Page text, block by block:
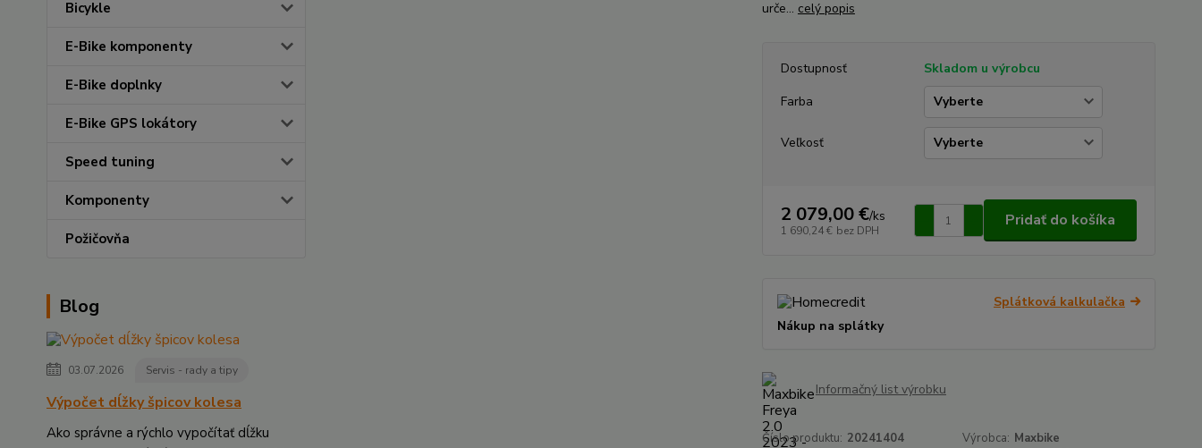
Bicykle
E-Bike komponenty
E-Bike doplnky
E-Bike GPS lokátory
Speed tuning
Komponenty
Požičovňa
Blog
03.07.2026 Servis - rady a tipy
Výpočet dĺžky špicov kolesa
Ako správne a rýchlo vypočítať dĺžku
urče... celý popis
Dostupnosť
Skladom u výrobcu
Farba
Veľkosť
2 079,00 €/ks
1 690,24 € bez DPH
Pridať do košíka
Splátková kalkulačka
Nákup na splátky
Informačný list výrobku
Číslo produktu: 20241404 Výrobca: Maxbike